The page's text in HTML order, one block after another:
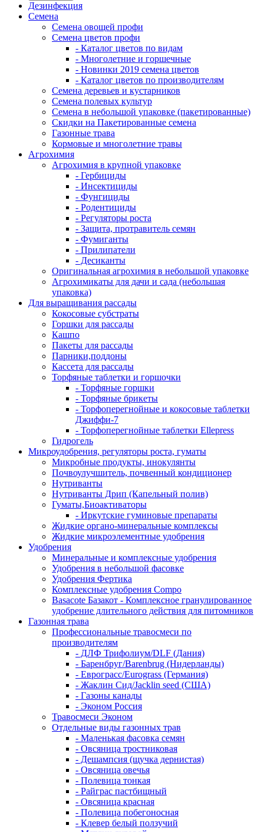
Дезинфекция
Семена
Семена овощей профи
Семена цветов профи
- Каталог цветов по видам
- Многолетние и горшечные
- Новинки 2019 семена цветов
- Каталог цветов по производителям
Семена деревьев и кустарников
Семена полевых культур
Семена в небольшой упаковке (пакетированные)
Скидки на Пакетированные семена
Газонные трава
Кормовые и многолетние травы
Агрохимия
Агрохимия в крупной упаковке
- Гербициды
- Инсектициды
- Фунгициды
- Родентициды
- Регуляторы роста
- Защита, протравитель семян
- Фумиганты
- Прилипатели
- Десиканты
Оригинальная агрохимия в небольшой упаковке
Агрохимикаты для дачи и сада (небольшая
упаковка)
Для выращивания рассады
Кокосовые субстраты
Горшки для рассады
Кашпо
Пакеты для рассады
Парники,поддоны
Кассета для рассады
Торфяные таблетки и горшочки
- Торфяные горшки
- Торфяные брикеты
- Торфоперегнойные и кокосовые таблетки
Джиффи-7
- Торфоперегнойные таблетки Ellepress
Гидрогель
Микроудобрения, регуляторы роста, гуматы
Микробные продукты, инокулянты
Почвоулучшитель, почвенный кондиционер
Нутриванты
Нутриванты Дрип (Капельный полив)
Гуматы,Биоактиваторы
- Иркутские гуминовые препараты
Жидкие органо-минеральные комплексы
Жидкие микроэлементные удобрения
Удобрения
Минеральные и комплексные удобрения
Удобрения в небольшой фасовке
Удобрения Фертика
Комплексные удобрения Compo
Basacote Базакот - Комплексное гранулированное
удобрение длительного действия для питомников
Газонная трава
Профессиональные травосмеси по
производителям
- ДЛФ Трифолиум/DLF (Дания)
- Баренбруг/Barenbrug (Нидерланды)
- Еврограсс/Eurograss (Германия)
- Жаклин Сид/Jacklin seed (США)
- Газоны канады
- Эконом Россия
Травосмеси Эконом
Отдельные виды газонных трав
- Маленькая фасовка семян
- Овсяница тростниковая
- Дешампсия (щучка дернистая)
- Овсяница овечья
- Полевица тонкая
- Райграс пастбищный
- Овсяница красная
- Полевица побегоносная
- Клевер белый ползучий